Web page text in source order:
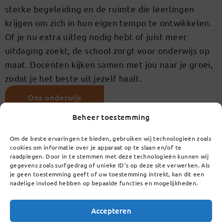
Beheer toestemming
Om de beste ervaringen te bieden, gebruiken wij technologieën zoals
cookies om informatie over je apparaat op te slaan en/of te
raadplegen. Door in te stemmen met deze technologieën kunnen wij
gegevens zoals surfgedrag of unieke ID's op deze site verwerken. Als
je geen toestemming geeft of uw toestemming intrekt, kan dit een
nadelige invloed hebben op bepaalde functies en mogelijkheden.
Accepteren
sterke begeleiding en de ruimte die leerlingen
krijgen om zich in hun eigen tempo te ontwikkelen.
Of je nu extra uitleg nodig hebt of juist meer
uitdaging zoekt, de school zorgt voor onderwijs op
maat. Docenten kijken samen met jou naar je groei,
zodat je het beste uit jezelf haalt.
Ons onderwijs
Persoonlijke aandacht en
begeleiding
onderwijs op het Lorentz Casimir Lyceum. Elke